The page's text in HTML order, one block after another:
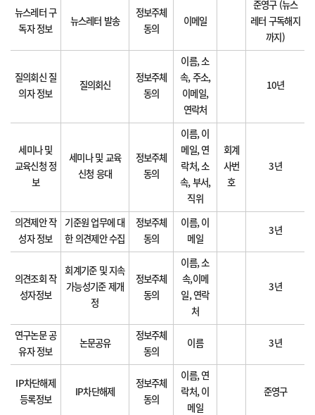
뉴스레터 구
독자 정보
뉴스레터 발송
정보주체
동의
이메일
준영구 (뉴스
레터 구독해지
까지)
질의회신 질
의자 정보
질의회신
정보주체
동의
이름, 소
속, 주소,
이메일,
연락처
10년
세미나 및
교육신청 정
보
세미나 및 교육
신청 응대
정보주체
동의
이름, 이
메일, 연
락처, 소
속, 부서,
직위
회계
사번
호
3년
의견제안 작
성자 정보
기준원 업무에 대
한 의견제안 수집
정보주체
동의
이름, 이
메일
3년
의견조회 작
성자정보
회계기준 및 지속
가능성기준 제개
정
정보주체
동의
이름, 소
속,이메
일, 연락
처
3년
연구논문 공
유자 정보
논문공유
정보주체
동의
이름 3년
IP차단해제
등록정보
IP차단해제
정보주체
동의
이름, 연
락처, 이
메일
준영구